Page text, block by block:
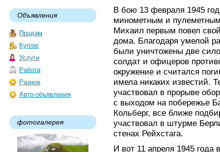
Объявления
Продам
Куплю
Услуги
Работа
Разное
Авто-объявления
фотогалерея
В бою 13 февраля 1945
минометным и
Михаил первым повел
дома. Благодаря умелой
были уничтожены две
солдат и офицеров
окружение и считался
имела никаких известий.
участвовал в прорыве
с выходом на побережье
Кольберг, все ближе
участвовал в штурме
стенах Рейхстага.
И вот 11 апреля 1945 года